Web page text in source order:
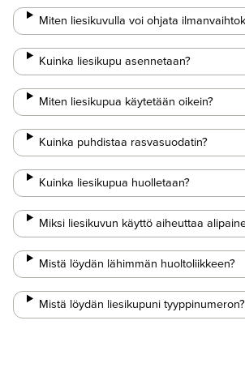
Miten liesikuvulla voi ohjata
Kuinka liesikupu asennetaan?
Miten liesikupua käytetään oikein?
Kuinka puhdistaa rasvasuodatin?
Kuinka liesikupua huolletaan?
Miksi liesikuvun käyttö aiheuttaa
Mistä löydän lähimmän huoltoliikkeen?
Mistä löydän liesikupuni tyyppinumeron?